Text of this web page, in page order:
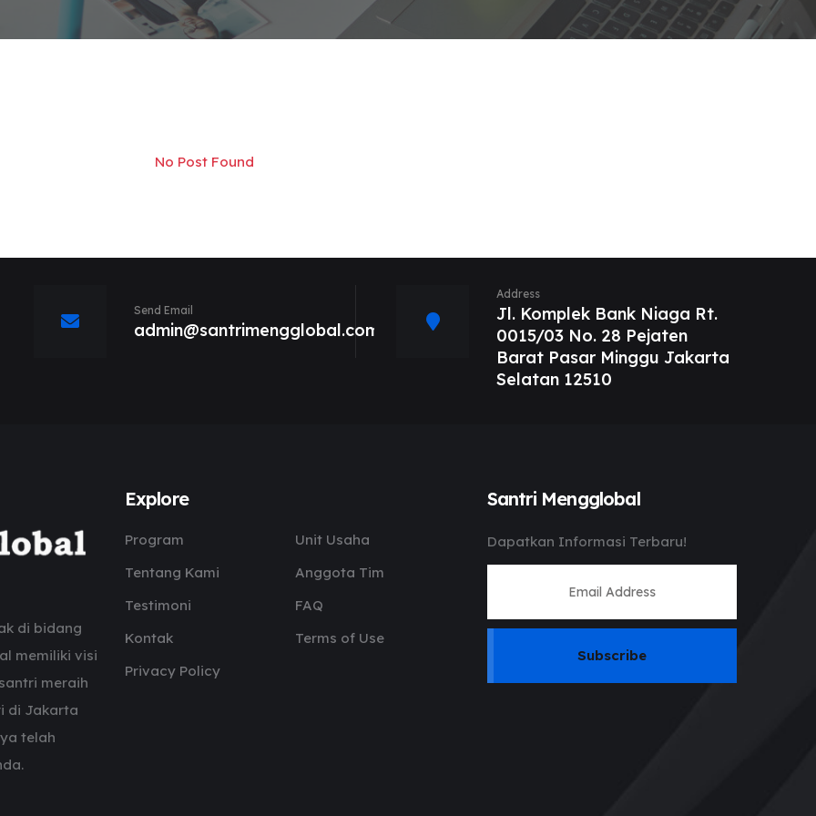
No Post Found
Send Email
admin@santrimengglobal.com
Address
Jl. Komplek Bank Niaga Rt.
0015/03 No. 28 Pejaten
Barat Pasar Minggu Jakarta
Selatan 12510
di bidang
memiliki visi
meraih
di Jakarta
telah
Explore
Program
Unit Usaha
Tentang Kami
Anggota Tim
Testimoni
FAQ
Kontak
Terms of Use
Privacy Policy
Santri Mengglobal
Dapatkan Informasi Terbaru!
Subscribe